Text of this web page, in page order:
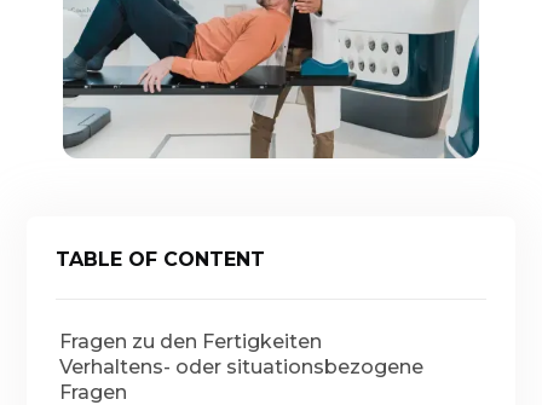
TABLE OF CONTENT
Fragen zu den Fertigkeiten
Verhaltens- oder situationsbezogene
Fragen